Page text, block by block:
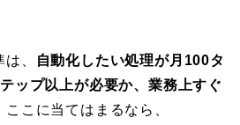
、
自動化したい処理が月100タ
ップ以上が必要か、業務上すぐ
ここに当てはまるなら、